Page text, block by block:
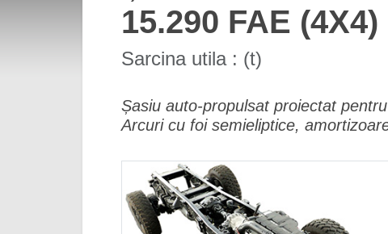
15.290 FAE (4X4)
Sarcina utila : (t)
Șasiu auto-propulsat proiectat
Arcuri cu foi semieliptice,